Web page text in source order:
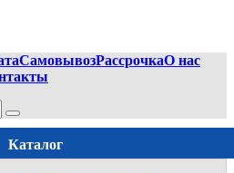
СамовывозРассрочкаО нас
Каталог